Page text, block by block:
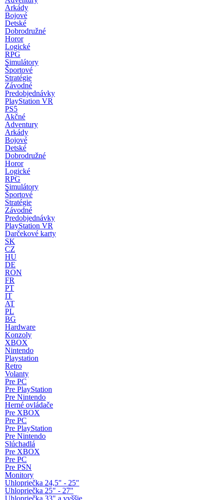
Arkády
Bojové
Detské
Dobrodružné
Horor
Logické
RPG
Simulátory
Športové
Stratégie
Závodné
Predobjednávky
PlayStation VR
PS5
Akčné
Adventury
Arkády
Bojové
Detské
Dobrodružné
Horor
Logické
RPG
Simulátory
Športové
Stratégie
Závodné
Predobjednávky
PlayStation VR
Darčekové karty
SK
CZ
HU
DE
RON
FR
PT
IT
AT
PL
BG
Hardware
Konzoly
XBOX
Nintendo
Playstation
Retro
Volanty
Pre PC
Pre PlayStation
Pre Nintendo
Herné ovládače
Pre XBOX
Pre PC
Pre PlayStation
Pre Nintendo
Slúchadlá
Pre XBOX
Pre PC
Pre PSN
Monitory
Uhlopriečka 24,5" - 25"
Uhlopriečka 25" - 27"
Uhlopriečka 33" a vyššie